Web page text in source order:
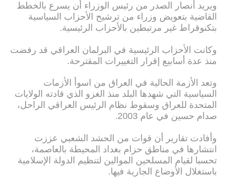
ويريد أنصار الصدر من رئيس الوزراء أن يسرع بالخطط
القاضية بتعويض وزراء من ترشيح الأحزاب السياسية
بتكنوقراط غير مرتبطين بالأحزاب الرئيسية.
وكانت الأحزاب الرئيسية في البرلمان العراقي قد رفضت
منذ عدة أسابيع إقرار التغييرات المقترحة.
وتعد الأزمة الحالية في العراق من اسوأ الأزمات
السياسية التي شهدها البلد منذ الغزو الذي قادته الولايات
المتحدة للعراق وسقوط نظام الرئيس العراقي الراحل،
صدام حسين في عام 2003.
وأفادت تقارير أن قوات من الحشد الشعبي عززت
انتشارها في مناطق حزام بغداد المحيطة بالعاصمة،
تحسبا لقيام المسلحين الموالين لتنظيم الدولة الإسلامية
باستغلال الأوضاع الجارية فيها.